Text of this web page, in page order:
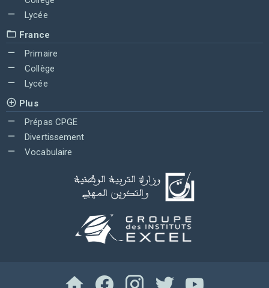
Lycée
France
Primaire
Collège
Lycée
Plus
Prépas CPGE
Divertissement
Vocabulaire